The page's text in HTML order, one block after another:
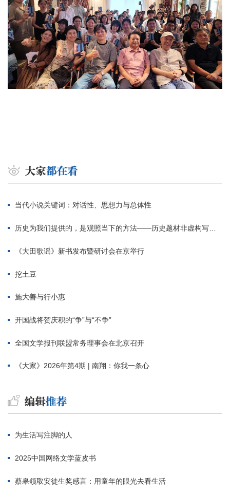
当代小说关键词：对话性、思想力与总体性
历史为我们提供的，是观照当下的方法——历史题材非虚构写作多人谈
《大田歌谣》新书发布暨研讨会在京举行
挖土豆
施大善与行小惠
开国战将贺庆积的“争”与“不争”
全国文学报刊联盟常务理事会在北京召开
《大家》2026年第4期 | 南翔：你我一条心
为生活写注脚的人
2025中国网络文学蓝皮书
蔡皋领取安徒生奖感言：用童年的眼光去看生活